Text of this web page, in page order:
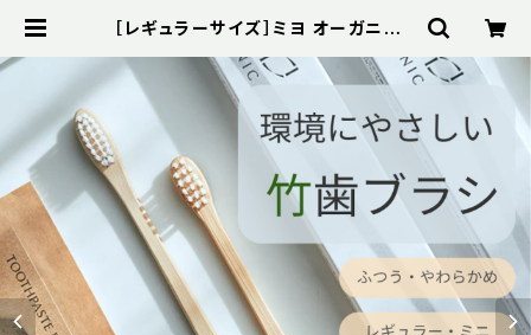
［レギュラーサイズ］ミヨ オーガニック
ORGNIC】 | Bibelot